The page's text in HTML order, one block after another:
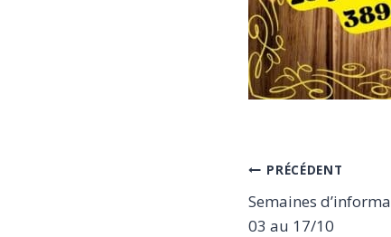
Navigation
de
PRÉCÉDENT
Semaines
03 au 17/10